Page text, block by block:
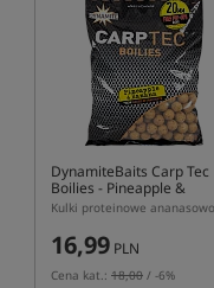
DynamiteBaits Carp Tec
Boilies - Pineapple &
Banana
16,99 PLN
Cena kat.: 18,00 / -6%